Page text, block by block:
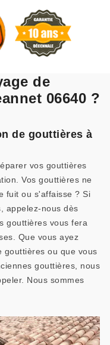
de
06640 ?
de gouttières à
vos gouttières
Vos gouttières ne
fuit ou s'affaisse ? Si
appelez-nous dès
gouttières vous fera
Que vous ayez
gouttières ou que vous
gouttières, nous
Nous sommes